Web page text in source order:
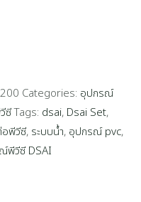
Categories: อุปกรณ์
ซีTags: dsai, Dsai Set,
พีวีซี, ระบบน้ำ, อุปกรณ์ pvc,
พีวีซี DSAI